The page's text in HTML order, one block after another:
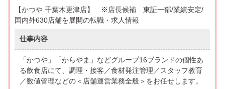
【かつや 千葉木更津店】 ※店長候補 東証一部/業績安定/
国内外630店舗を展開の転職・求人情報
仕事内容
「かつや」「からやま」などグループ16ブランドの個性あ
る飲食店にて、調理・接客／食材発注管理／スタッフ教育
／数値管理などの＜店舗運営業務全般＞をお任せします。